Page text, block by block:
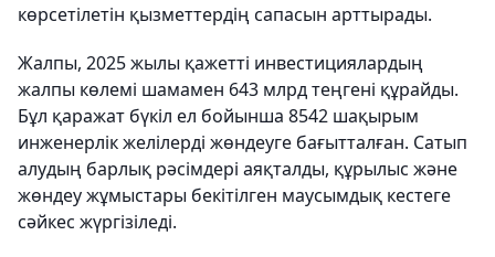
көрсетілетін қызметтердің сапасын арттырады.
Жалпы, 2025 жылы қажетті инвестициялардың
жалпы көлемі шамамен 643 млрд теңгені құрайды.
Бұл қаражат бүкіл ел бойынша 8542 шақырым
инженерлік желілерді жөндеуге бағытталған. Сатып
алудың барлық рәсімдері аяқталды, құрылыс және
жөндеу жұмыстары бекітілген маусымдық кестеге
сәйкес жүргізіледі.